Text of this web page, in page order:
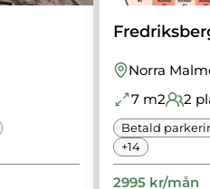
Norra
7 m2 2
Betald
+14
2995 kr/mån